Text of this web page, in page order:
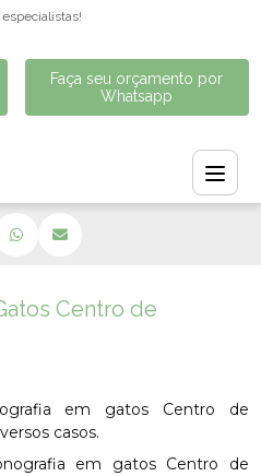
Faça seu orçamento por
Whatsapp
EM GATOS CENTRO DE COLOMBO
Centro de
em gatos Centro de
casos.
em gatos Centro de